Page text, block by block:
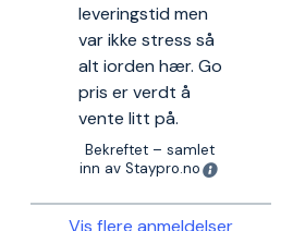
leveringstid men
var ikke stress så
alt iorden hær. Go
pris er verdt å
vente litt på.
Bekreftet – samlet
inn av Staypro.no
Vis flere anmeldelser